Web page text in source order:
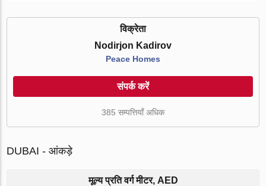
विक्रेता
Nodirjon Kadirov
Peace Homes
संपर्क करें
385 सम्पत्तियाँ अधिक
DUBAI - आंकड़े
मूल्य प्रति वर्ग मीटर, AED